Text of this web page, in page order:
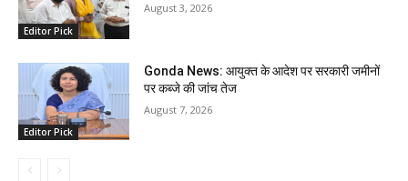
Editor Pick
August 3, 2026
Editor Pick
Gonda News: आयुक्त के आदेश पर सरकारी जमीनों
पर कब्जे की जांच तेज
August 7, 2026